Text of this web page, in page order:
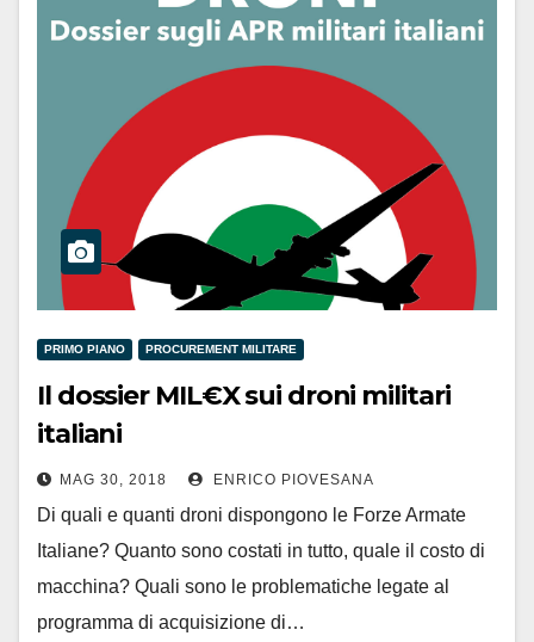
PRIMO PIANO PROCUREMENT MILITARE
Il dossier MIL€X sui droni militari
italiani
MAG 30, 2018 ENRICO PIOVESANA
Di quali e quanti droni dispongono le Forze Armate
Italiane? Quanto sono costati in tutto, quale il costo di
macchina? Quali sono le problematiche legate al
programma di acquisizione di…